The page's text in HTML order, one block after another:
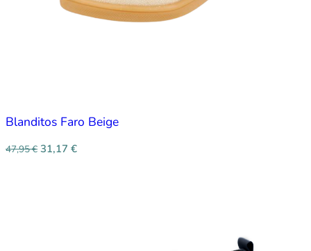
Blanditos Faro Beige
47,95€ 31,17 €